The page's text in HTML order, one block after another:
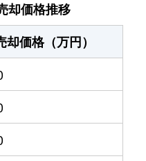
万円 円町
万円 北大路
円
円
円
却価格推移
却価格（万円）